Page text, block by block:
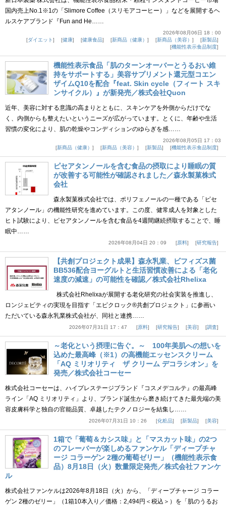
国内売上No.1※1の「Slimore Coffee（スリモアコーヒー）」などを展開するヘ
ルスケアブランド『Fun and He……
2026年08月06日 18：00
ダイエット
健康 健康食品 新商品（健康） 新商品（美容）
新製品
機能性表示食品制度
機能性表示食品「肌のターンオーバーとうるおい維
持をサポートする」美容サプリメント還元型コエン
ザイムQ10を配合『feat. Skin cycle（フィート スキ
ンサイクル）』が新発売／株式会社Quon
近年、美容に対する意識の高まりとともに、スキンケアを外側からだけでな
く、内側からも整えたいというニーズが広がっています。とくに、年齢や生活
習慣の変化により、肌の乾燥やコンディションのゆらぎを感……
2026年08月05日 17：03
新商品（健康）
新商品（美容） 新製品 機能性表示食品制度
ピセアタンノールを含む食品の摂取により睡眠の質
が改善する可能性が確認されました／森永製菓株式
会社
森永製菓株式会社では、ポリフェノールの一種である「ピセ
アタンノール」の機能性研究を進めています。この度、健常成人を対象とした
ヒト試験により、ピセアタンノールを含む食品を4週間継続摂取することで、睡
眠中……
2026年08月04日 20：09 原料 研究報告
【共創プロジェクト成果】森永乳業、ビフィズス菌
BB536配合ヨーグルトと生活習慣改善による「老化
速度の減速」の可能性を確認／株式会社Rhelixa
株式会社Rhelixaが展開する老化研究の社会実装を推進し、
ロンジェビティの実現を目指す「エピクロック®共創プロジェクト」に参画い
ただいている森永乳業株式会社が、同社と連携……
2026年07月31日 17：47 原料 研究報告 美容 調査
～老化という摂理に告ぐ。～ 100年美肌への想いを
込めた最高峰（※1）の高機能エッセンスクリーム
「AQ ミリオリティ ザ クリーム デコラシオン」を
発売／株式会社コーセー
株式会社コーセーは、ハイプレステージブランド『コスメデコルテ』の最高峰
ライン「AQ ミリオリティ」より、ブランド誕生から磨き続けてきた最先端の美
容皮膚科学と独自の官能品質、卓越したテクノロジーを結集し……
2026年07月31日 10：26 化粧品 新製品 美容
1箱で「葡萄＆カシス味」と「マスカット味」の2つ
のフレーバーが楽しめるファンケル「ディープチャ
ージ コラーゲン 2種の葡萄ゼリー」（機能性表示食
品）8月18日（火）数量限定発売／株式会社ファンケ
ル
株式会社ファンケルは2026年8月18日（火）から、「ディープチャージ コラー
ゲン 2種のゼリー」（1箱10本入り／価格：2,494円＜税込＞）を「肌のうるお